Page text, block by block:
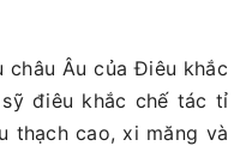
châu Âu của Điêu khắc
điêu khắc chế tác tỉ
thạch cao, xi măng và